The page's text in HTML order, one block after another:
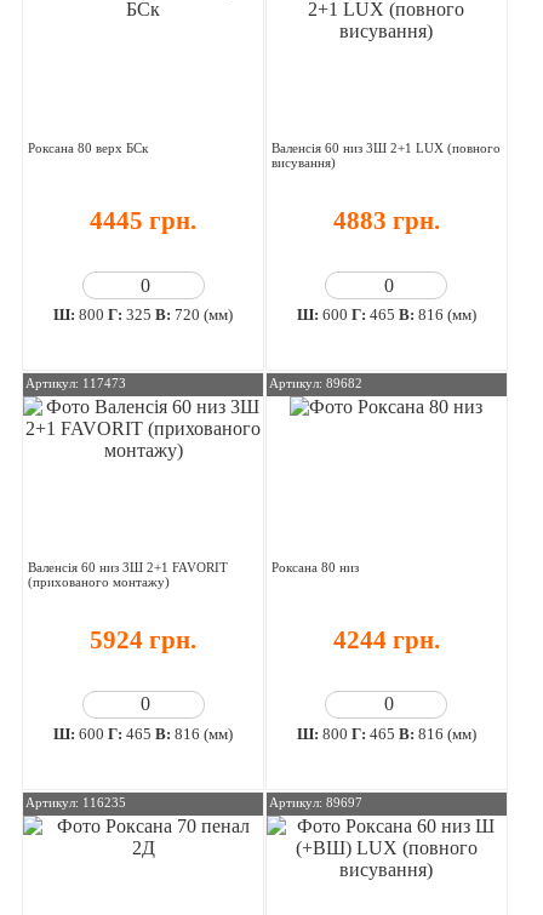
Роксана 80 верх БСк
4445 грн.
Ш:800 Г:325 В:720 (мм)
Валенсія 60 низ 3Ш 2+1 LUX (повного
висування)
4883 грн.
Ш: 600 Г: 465 В: 816 (мм)
Артикул: 117473
Валенсія 60 низ 3Ш 2+1 FAVORIT
(прихованого монтажу)
5924 грн.
Ш:600 Г:465 В:816 (мм)
Артикул: 89682
Роксана 80 низ
4244 грн.
Ш: 800 Г: 465 В: 816 (мм)
Артикул: 116235 Артикул: 89697